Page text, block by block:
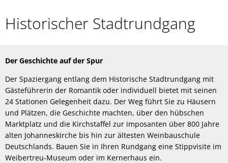
Historischer
Historischer Stadtrundgang
Der Geschichte auf der Spur
Der Spaziergang entlang dem Historische Stadtrundgang mit
Gästeführerin der Romantik oder individuell bietet mit seinen
24 Stationen Gelegenheit dazu. Der Weg führt Sie zu Häusern
und Plätzen, die Geschichte machten, über den hübschen
Marktplatz und die Kirchstaffel zur imposanten über 800 Jahre
alten Johanneskirche bis hin zur ältesten Weinbauschule
Deutschlands. Bauen Sie in Ihren Rundgang eine Stippvisite im
Weibertreu-Museum oder im Kernerhaus ein.